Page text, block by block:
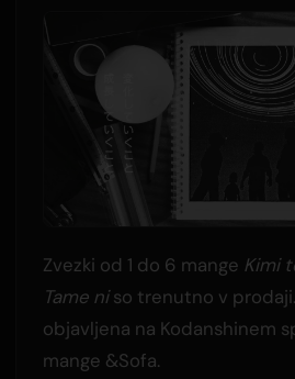
Zvezki od 1 do 6 mange Kimi
Tame niso trenutno v prodaji.
objavljena na Kodanshinem
mange &Sofa.